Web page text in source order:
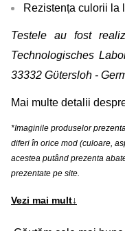
Rezistența culorii la
Testele au fost
Technologisches
33332 Gϋtersloh -
Mai multe detalii
*Imaginile produselor
diferi în orice mod (culoare,
acestea putând prezenta
prezentate pe site.
Vezi mai mult↓